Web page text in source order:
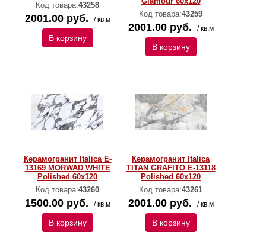
Код товара:43258
2001.00 руб. / кв.м
В корзину
Код товара:43259
2001.00 руб. / кв.м
В корзину
Керамогранит Italica E-
13169 MORWAD WHITE
Polished 60х120
Код товара:43260
1500.00 руб. / кв.м
В корзину
Керамогранит Italica
TITAN GRAFITO E-13118
Polished 60х120
Код товара:43261
2001.00 руб. / кв.м
В корзину